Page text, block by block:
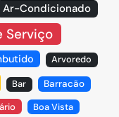
Ar-Condicionado
Serviço
Arvoredo
Bar
Barracão
Boa Vista